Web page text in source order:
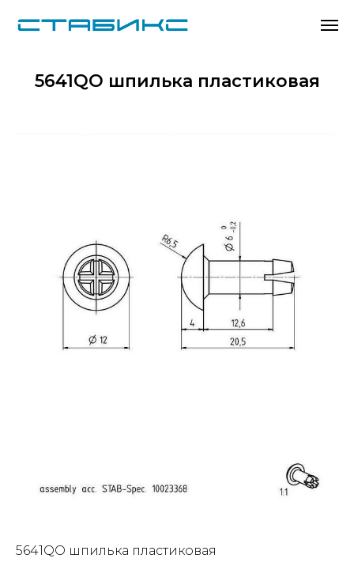
5641QO шпилька пластиковая
5641QO шпилька пластиковая